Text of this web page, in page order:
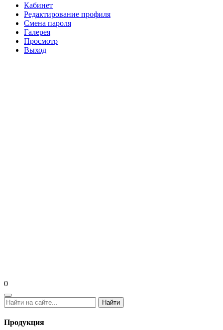
Кабинет
Редактирование профиля
Смена пароля
Галерея
Просмотр
Выход
0
Найти
Продукция